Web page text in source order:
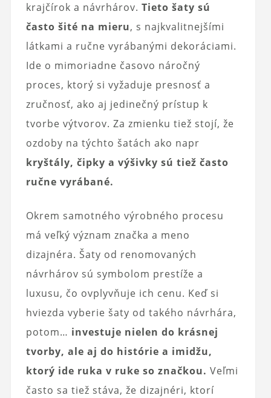
krajčírok a návrhárov. Tieto šaty sú
často šité na mieru, s najkvalitnejšími
látkami a ručne vyrábanými dekoráciami.
Ide o mimoriadne časovo náročný
proces, ktorý si vyžaduje presnosť a
zručnosť, ako aj jedinečný prístup k
tvorbe výtvorov. Za zmienku tiež stojí, že
ozdoby na týchto šatách ako napr
kryštály, čipky a výšivky sú tiež často
ručne vyrábané.
Okrem samotného výrobného procesu
má veľký význam značka a meno
dizajnéra. Šaty od renomovaných
návrhárov sú symbolom prestíže a
luxusu, čo ovplyvňuje ich cenu. Keď si
hviezda vyberie šaty od takého návrhára,
potom… investuje nielen do krásnej
tvorby, ale aj do histórie a imidžu,
ktorý ide ruka v ruke so značkou. Veľmi
často sa tiež stáva, že dizajnéri, ktorí